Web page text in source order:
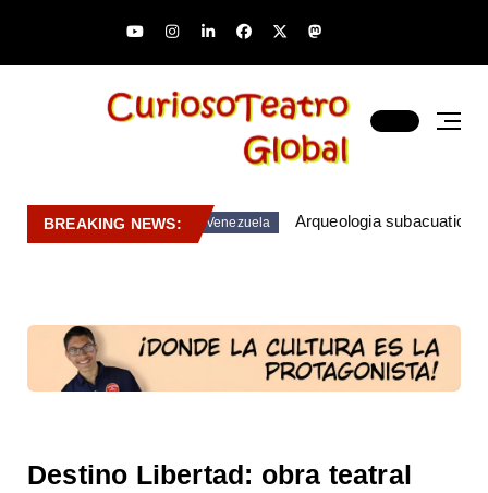
BREAKING NEWS: Venezuela Arqueologia subacuatica
Destino Libertad: obra teatral